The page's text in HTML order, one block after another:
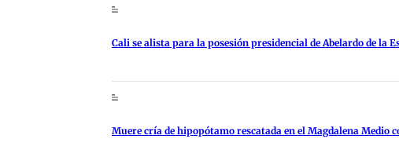
Cali se alista para la posesión presidencial de Abelardo de la
Muere cría de hipopótamo rescatada en el Magdalena Medio